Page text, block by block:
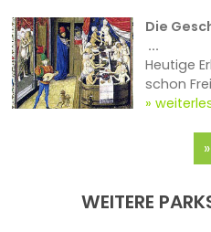
Die
...
Heutige
schon
WEITERE